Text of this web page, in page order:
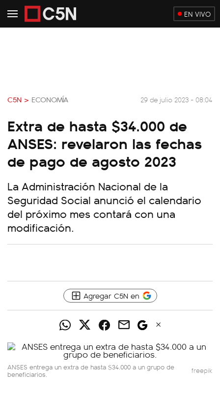
EN VIVO
C5N > ECONOMÍA 29 de julio 2023 - 08:04
Extra de hasta $34.000 de
ANSES: revelaron las fechas
de pago de agosto 2023
La Administración Nacional de la
Seguridad Social anunció el calendario
del próximo mes contará con una
modificación.
Agregar C5N en
ANSES entrega un extra de hasta $34.000 a un grupo de
beneficiarios. freepik